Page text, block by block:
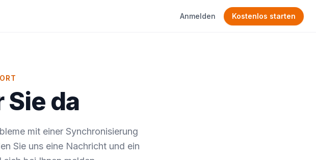
Anmelden Kostenlos starten
da
mit einer Synchronisierung
Sie uns eine Nachricht und ein